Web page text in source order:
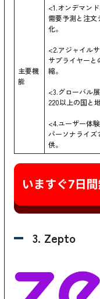
主要機
能
<1.オンデマン
需要予測と注
化。
<2.アジャイル
サプライヤー
縮。
<3.グローバル
220以上の国と
<4.ユーザー体
パーソナライズ
供。
3. Zepto